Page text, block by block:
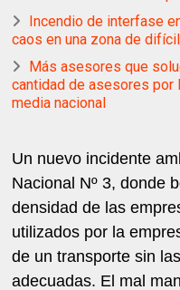
Incendio de interfase
caos en una zona de
Más asesores que
cantidad de asesores por
media nacional
Un nuevo incidente
Nacional Nº 3, donde
densidad de las
utilizados por la
de un transporte sin
adecuadas. El mal